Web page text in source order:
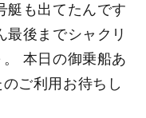
艇も出てたんです
最後までシャクリ
本日の御乗船あ
ご利用お待ちし